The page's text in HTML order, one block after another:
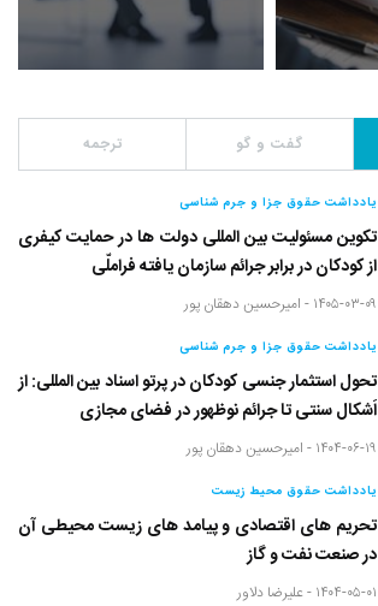
گفت و گو ترجمه
یادداشت حقوق جزا و جرم شناسی
تکوین مسئولیت بین المللی دولت ها در حمایت کیفری
از کودکان در برابر جرائم سازمان یافته فراملّی
۱۴۰۵-۰۳-۰۹ - امیرحسین دهقان پور
یادداشت حقوق جزا و جرم شناسی
تحول استثمار جنسی کودکان در پرتو اسناد بین المللی: از
اَشکال سنتی تا جرائم نوظهور در فضای مجازی
۱۴۰۴-۰۶-۱۹ - امیرحسین دهقان پور
یادداشت حقوق محیط زیست
تحریم های اقتصادی و پیامد های زیست محیطی آن
در صنعت نفت و گاز
۱۴۰۴-۰۵-۰۱ - علیرضا دلاور